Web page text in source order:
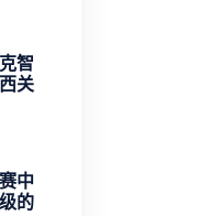
智
关
中
的